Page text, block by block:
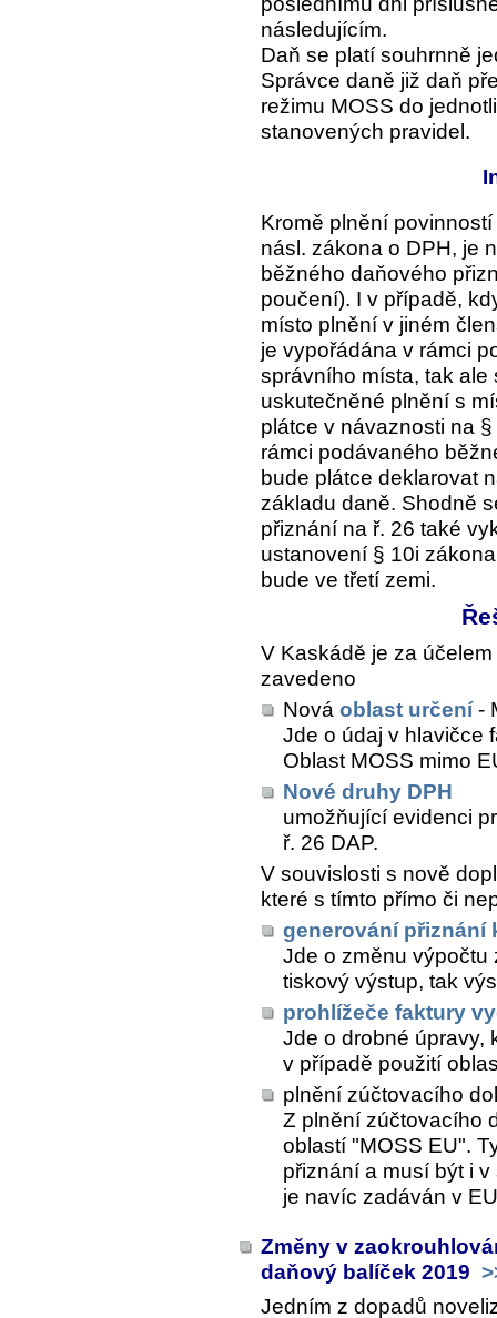
následujícím.
Daň se platí souhrnně
Správce daně již daň
režimu MOSS do
stanovených pravidel.
Kromě plnění
násl. zákona o DPH, je
běžného daňového
poučení). I v případě,
místo plnění v jiném
je vypořádána v rámci
správního místa, tak ale
uskutečněné plnění s
plátce v návaznosti na
rámci podávaného
bude plátce deklarovat
základu daně. Shodně
přiznání na ř. 26 také
ustanovení § 10i
bude ve třetí zemi.
V Kaskádě je za
zavedeno
Nová oblast určení-
Jde o údaj v hlavičce
Oblast MOSS mimo
Nové druhy DPH
umožňující evidenci
ř. 26 DAP.
V souvislosti s nově
které s tímto přímo či
generování přiznání
Jde o změnu výpočtu
tiskový výstup, tak
prohlížeče faktury
Jde o drobné úpravy,
v případě použití
plnění zúčtovacího
Z plnění zúčtovacího
oblastí "MOSS EU".
přiznání a musí být i
je navíc zadáván v
Změny v
daňový balíček 2019
Jedním z dopadů